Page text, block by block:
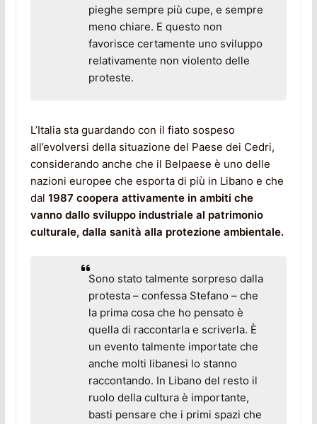
pieghe sempre più cupe, e sempre
meno chiare. E questo non
favorisce certamente uno sviluppo
relativamente non violento delle
proteste.
L’Italia sta guardando con il fiato sospeso
all’evolversi della situazione del Paese dei Cedri,
considerando anche che il Belpaese è uno delle
nazioni europee che esporta di più in Libano e che
dal 1987 coopera attivamente in ambiti che
vanno dallo sviluppo industriale al patrimonio
culturale, dalla sanità alla protezione ambientale.
Sono stato talmente sorpreso dalla
protesta – confessa Stefano – che
la prima cosa che ho pensato è
quella di raccontarla e scriverla. È
un evento talmente importate che
anche molti libanesi lo stanno
raccontando. In Libano del resto il
ruolo della cultura è importante,
basti pensare che i primi spazi che